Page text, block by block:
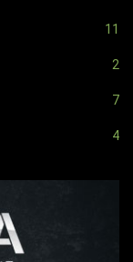
11
2
7
4